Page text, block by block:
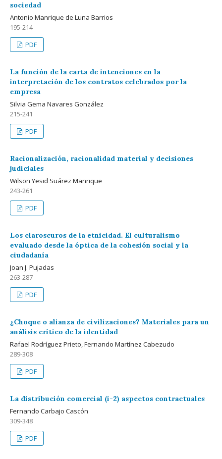
sociedad
Antonio Manrique de Luna Barrios
195-214
PDF
La función de la carta de intenciones en la
interpretación de los contratos celebrados por la
empresa
Silvia Gema Navares González
215-241
PDF
Racionalización, racionalidad material y decisiones
judiciales
Wilson Yesid Suárez Manrique
243-261
PDF
Los claroscuros de la etnicidad. El culturalismo
evaluado desde la óptica de la cohesión social y la
ciudadanía
Joan J. Pujadas
263-287
PDF
¿Choque o alianza de civilizaciones? Materiales para un
análisis crítico de la identidad
Rafael Rodríguez Prieto, Fernando Martínez Cabezudo
289-308
PDF
La distribución comercial (i-2) aspectos contractuales
Fernando Carbajo Cascón
309-348
PDF